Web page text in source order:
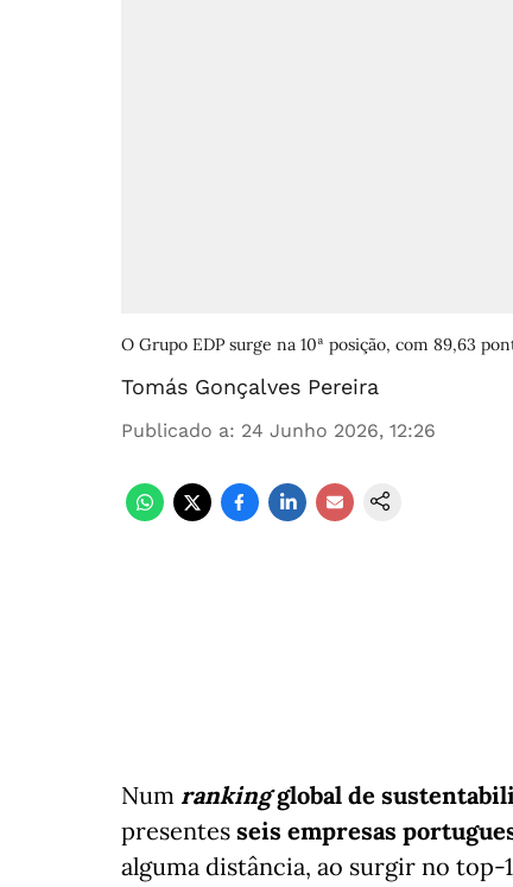
O Grupo EDP surge na 10ª posição, com 89,63
Tomás Gonçalves Pereira
Publicado a: 24 Junho 2026, 12:26
Num rankingglobal de
presentes seis empresas
alguma distância, ao surgir no top-